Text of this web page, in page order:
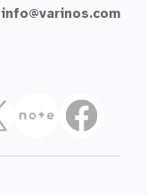
info@varinos.com